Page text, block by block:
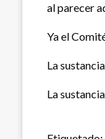
al parecer
Ya el
La
La